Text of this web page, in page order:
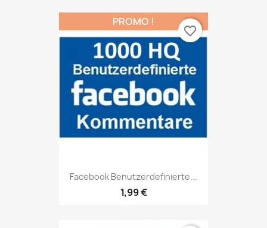
Facebook Benutzerdefinierte...
1,99 €
PROMO !
favorite_border